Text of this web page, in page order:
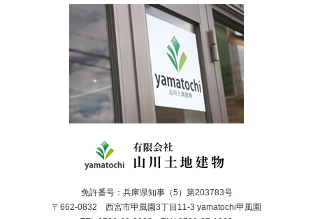
免許番号：兵庫県知事（5）第203783号
〒662-0832 西宮市甲風園3丁目11-3 yamatochi甲風園